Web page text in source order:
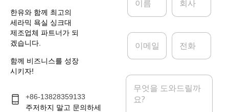
한유와 함께 최고의
세라믹 욕실 싱크대
제조업체 파트너가 되
겠습니다.
함께 비즈니스를 성장
시키자!
+86-13828359133
주저하지 말고 문의하세
*
이
일
전
메